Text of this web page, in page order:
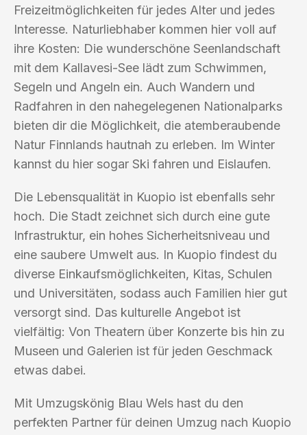
Freizeitmöglichkeiten für jedes Alter und jedes
Interesse. Naturliebhaber kommen hier voll auf
ihre Kosten: Die wunderschöne Seenlandschaft
mit dem Kallavesi-See lädt zum Schwimmen,
Segeln und Angeln ein. Auch Wandern und
Radfahren in den nahegelegenen Nationalparks
bieten dir die Möglichkeit, die atemberaubende
Natur Finnlands hautnah zu erleben. Im Winter
kannst du hier sogar Ski fahren und Eislaufen.
Die Lebensqualität in Kuopio ist ebenfalls sehr
hoch. Die Stadt zeichnet sich durch eine gute
Infrastruktur, ein hohes Sicherheitsniveau und
eine saubere Umwelt aus. In Kuopio findest du
diverse Einkaufsmöglichkeiten, Kitas, Schulen
und Universitäten, sodass auch Familien hier gut
versorgt sind. Das kulturelle Angebot ist
vielfältig: Von Theatern über Konzerte bis hin zu
Museen und Galerien ist für jeden Geschmack
etwas dabei.
Mit Umzugskönig Blau Wels hast du den
perfekten Partner für deinen Umzug nach Kuopio